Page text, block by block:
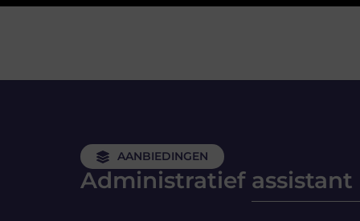
AANBIEDINGEN
Administratief assistant